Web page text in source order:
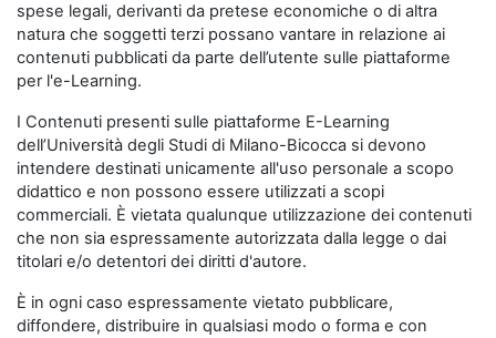
spese legali, derivanti da pretese economiche o di altra
natura che soggetti terzi possano vantare in relazione ai
contenuti pubblicati da parte dell’utente sulle piattaforme
per l'e-Learning.
I Contenuti presenti sulle piattaforme E-Learning
dell’Università degli Studi di Milano-Bicocca si devono
intendere destinati unicamente all'uso personale a scopo
didattico e non possono essere utilizzati a scopi
commerciali. È vietata qualunque utilizzazione dei contenuti
che non sia espressamente autorizzata dalla legge o dai
titolari e/o detentori dei diritti d'autore.
È in ogni caso espressamente vietato pubblicare,
diffondere, distribuire in qualsiasi modo o forma e con